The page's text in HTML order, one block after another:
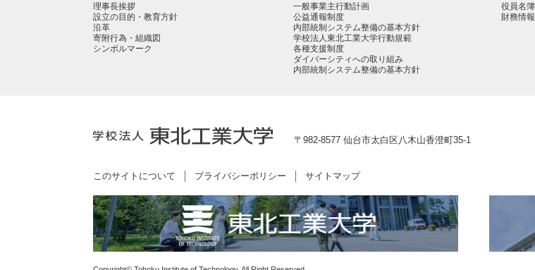
理事長挨拶
設立の目的・教育方針
沿革
寄附行為・組織図
シンボルマーク
一般事業主行動計画
公益通報制度
内部統制システム整備の基本方針
学校法人東北工業大学行動規範
各種支援制度
ダイバーシティへの取り組み
内部統制システム整備の基本方針
役員名
財務情報
〒982-8577 仙台市太白区八木山香澄町35-1
このサイトについて プライバシーポリシー サイトマップ